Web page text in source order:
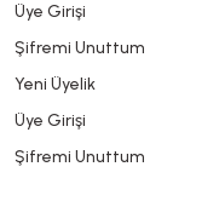
Üye Girişi
Şifremi Unuttum
Yeni Üyelik
Üye Girişi
Şifremi Unuttum